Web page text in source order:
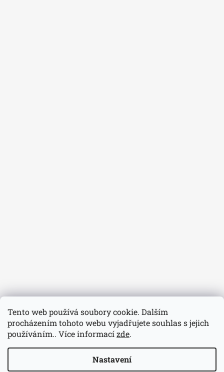
Tento web používá soubory cookie. Dalším
procházením tohoto webu vyjadřujete souhlas s jejich
používáním.. Více informacízde.
Nastavení